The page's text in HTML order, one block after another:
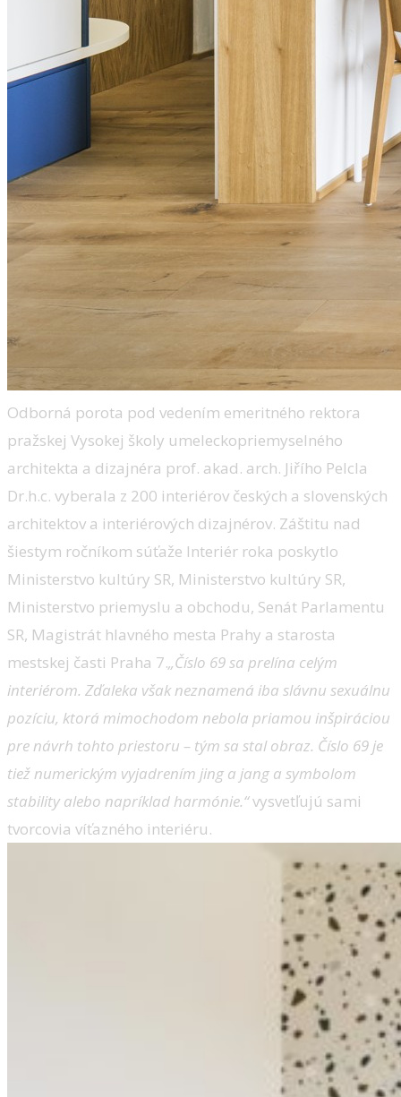
Odborná porota pod vedením emeritného rektora
pražskej Vysokej školy umeleckopriemyselného
architekta a dizajnéra prof. akad. arch. Jiřího Pelcla
Dr.h.c. vyberala z 200 interiérov českých a slovenských
architektov a interiérových dizajnérov. Záštitu nad
šiestym ročníkom súťaže Interiér roka poskytlo
Ministerstvo kultúry SR, Ministerstvo kultúry SR,
Ministerstvo priemyslu a obchodu, Senát Parlamentu
SR, Magistrát hlavného mesta Prahy a starosta
mestskej časti Praha 7.„Číslo 69 sa prelína celým
interiérom. Zďaleka však neznamená iba slávnu sexuálnu
pozíciu, ktorá mimochodom nebola priamou inšpiráciou
pre návrh tohto priestoru – tým sa stal obraz. Číslo 69 je
tiež numerickým vyjadrením jing a jang a symbolom
stability alebo napríklad harmónie.“vysvetľujú sami
tvorcovia víťazného interiéru.